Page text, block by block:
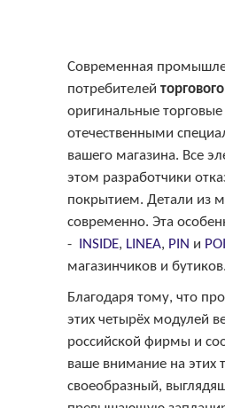
Современная
потребителей
оригинальные торговые
отечественными
вашего магазина. Все
этом разработчики
покрытием. Детали из
современно. Эта
-
INSIDE, LINEA, PIN и
магазинчиков и
Благодаря тому, что
этих четырёх модулей
российской фирмы и
ваше внимание на этих
своеобразный,